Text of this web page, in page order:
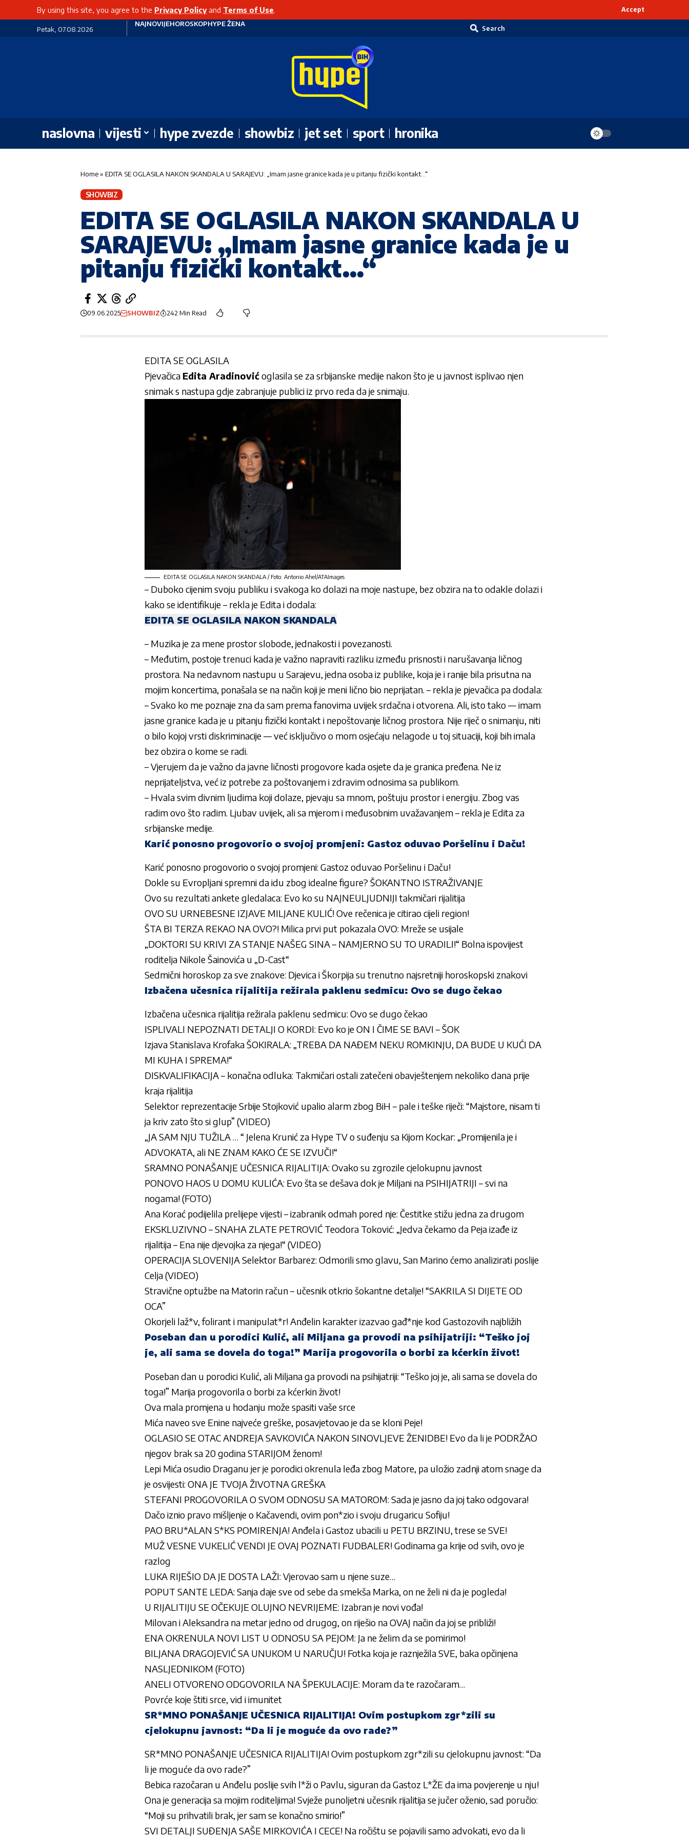
By using this site, you agree to the Privacy Policyand Terms of Use. Accept
Petak, 07.08.2026
NAJNOVIJEHOROSKOPHYPE ŽENA
Search
naslovna vijesti hype zvezde showbiz jet set sport hronika
Home» EDITA SE OGLASILA NAKON SKANDALA U SARAJEVU: „Imam jasne granice kada je u pitanju fizički kontakt…“
SHOWBIZ
EDITA SE OGLASILA NAKON SKANDALA U
SARAJEVU: „Imam jasne granice kada je u
pitanju fizički kontakt…“
09.06.2025 SHOWBIZ 242 Min Read
EDITA SE OGLASILA
Pjevačica Edita Aradinovićoglasila se za srbijanske medije nakon što je u javnost isplivao njen
snimak s nastupa gdje zabranjuje publici iz prvo reda da je snimaju.
EDITA SE OGLASILA NAKON SKANDALA / Foto: Antonio Ahel/ATAImages
– Duboko cijenim svoju publiku i svakoga ko dolazi na moje nastupe, bez obzira na to odakle dolazi i
kako se identifikuje – rekla je Edita i dodala:
EDITA SE OGLASILA NAKON SKANDALA
– Muzika je za mene prostor slobode, jednakosti i povezanosti.
– Međutim, postoje trenuci kada je važno napraviti razliku između prisnosti i narušavanja ličnog
prostora. Na nedavnom nastupu u Sarajevu, jedna osoba iz publike, koja je i ranije bila prisutna na
mojim koncertima, ponašala se na način koji je meni lično bio neprijatan. – rekla je pjevačica pa dodala:
– Svako ko me poznaje zna da sam prema fanovima uvijek srdačna i otvorena. Ali, isto tako — imam
jasne granice kada je u pitanju fizički kontakt i nepoštovanje ličnog prostora. Nije riječ o snimanju, niti
o bilo kojoj vrsti diskriminacije — već isključivo o mom osjećaju nelagode u toj situaciji, koji bih imala
bez obzira o kome se radi.
– Vjerujem da je važno da javne ličnosti progovore kada osjete da je granica pređena. Ne iz
neprijateljstva, već iz potrebe za poštovanjem i zdravim odnosima sa publikom.
– Hvala svim divnim ljudima koji dolaze, pjevaju sa mnom, poštuju prostor i energiju. Zbog vas
radim ovo što radim. Ljubav uvijek, ali sa mjerom i međusobnim uvažavanjem – rekla je Edita za
srbijanske medije.
Karić ponosno progovorio o svojoj promjeni: Gastoz oduvao Poršelinu i Daču!
Karić ponosno progovorio o svojoj promjeni: Gastoz oduvao Poršelinu i Daču!
Dokle su Evropljani spremni da idu zbog idealne figure? ŠOKANTNO ISTRAŽIVANJE
Ovo su rezultati ankete gledalaca: Evo ko su NAJNEULJUDNIJI takmičari rijalitija
OVO SU URNEBESNE IZJAVE MILJANE KULIĆ! Ove rečenica je citirao cijeli region!
ŠTA BI TERZA REKAO NA OVO?! Milica prvi put pokazala OVO: Mreže se usijale
„DOKTORI SU KRIVI ZA STANJE NAŠEG SINA – NAMJERNO SU TO URADILI!“ Bolna ispovijest
roditelja Nikole Šainovića u „D-Cast“
Sedmični horoskop za sve znakove: Djevica i Škorpija su trenutno najsretniji horoskopski znakovi
Izbačena učesnica rijalitija režirala paklenu sedmicu: Ovo se dugo čekao
Izbačena učesnica rijalitija režirala paklenu sedmicu: Ovo se dugo čekao
ISPLIVALI NEPOZNATI DETALJI O KORDI: Evo ko je ON I ČIME SE BAVI – ŠOK
Izjava Stanislava Krofaka ŠOKIRALA: „TREBA DA NAĐEM NEKU ROMKINJU, DA BUDE U KUĆI DA
MI KUHA I SPREMA!“
DISKVALIFIKACIJA – konačna odluka: Takmičari ostali zatečeni obavještenjem nekoliko dana prije
kraja rijalitija
Selektor reprezentacije Srbije Stojković upalio alarm zbog BiH – pale i teške riječi: “Majstore, nisam ti
ja kriv zato što si glup” (VIDEO)
„JA SAM NJU TUŽILA … “ Jelena Krunić za Hype TV o suđenju sa Kijom Kockar: „Promijenila je i
ADVOKATA, ali NE ZNAM KAKO ĆE SE IZVUČI!“
SRAMNO PONAŠANJE UČESNICA RIJALITIJA: Ovako su zgrozile cjelokupnu javnost
PONOVO HAOS U DOMU KULIĆA: Evo šta se dešava dok je Miljani na PSIHIJATRIJI – svi na
nogama! (FOTO)
Ana Korać podijelila prelijepe vijesti – izabranik odmah pored nje: Čestitke stižu jedna za drugom
EKSKLUZIVNO – SNAHA ZLATE PETROVIĆ Teodora Toković: „Jedva čekamo da Peja izađe iz
rijalitija – Ena nije djevojka za njega!“ (VIDEO)
OPERACIJA SLOVENIJA Selektor Barbarez: Odmorili smo glavu, San Marino ćemo analizirati poslije
Celja (VIDEO)
Stravične optužbe na Matorin račun – učesnik otkrio šokantne detalje! “SAKRILA SI DIJETE OD
OCA”
Okorjeli laž*v, folirant i manipulat*r! Anđelin karakter izazvao gađ*nje kod Gastozovih najbližih
Poseban dan u porodici Kulić, ali Miljana ga provodi na psihijatriji: “Teško joj
je, ali sama se dovela do toga!” Marija progovorila o borbi za kćerkin život!
Poseban dan u porodici Kulić, ali Miljana ga provodi na psihijatriji: “Teško joj je, ali sama se dovela do
toga!” Marija progovorila o borbi za kćerkin život!
Ova mala promjena u hodanju može spasiti vaše srce
Mića naveo sve Enine najveće greške, posavjetovao je da se kloni Peje!
OGLASIO SE OTAC ANDREJA SAVKOVIĆA NAKON SINOVLJEVE ŽENIDBE! Evo da li je PODRŽAO
njegov brak sa 20 godina STARIJOM ženom!
Lepi Mića osudio Draganu jer je porodici okrenula leđa zbog Matore, pa uložio zadnji atom snage da
je osvijesti: ONA JE TVOJA ŽIVOTNA GREŠKA
STEFANI PROGOVORILA O SVOM ODNOSU SA MATOROM: Sada je jasno da joj tako odgovara!
Dačo iznio pravo mišljenje o Kačavendi, ovim pon*zio i svoju drugaricu Sofiju!
PAO BRU*ALAN S*KS POMIRENJA! Anđela i Gastoz ubacili u PETU BRZINU, trese se SVE!
MUŽ VESNE VUKELIĆ VENDI JE OVAJ POZNATI FUDBALER! Godinama ga krije od svih, ovo je
razlog
LUKA RIJEŠIO DA JE DOSTA LAŽI: Vjerovao sam u njene suze…
POPUT SANTE LEDA: Sanja daje sve od sebe da smekša Marka, on ne želi ni da je pogleda!
U RIJALITIJU SE OČEKUJE OLUJNO NEVRIJEME: Izabran je novi vođa!
Milovan i Aleksandra na metar jedno od drugog, on riješio na OVAJ način da joj se približi!
ENA OKRENULA NOVI LIST U ODNOSU SA PEJOM: Ja ne želim da se pomirimo!
BILJANA DRAGOJEVIĆ SA UNUKOM U NARUČJU! Fotka koja je raznježila SVE, baka opčinjena
NASLJEDNIKOM (FOTO)
ANELI OTVORENO ODGOVORILA NA ŠPEKULACIJE: Moram da te razočaram…
Povrće koje štiti srce, vid i imunitet
SR*MNO PONAŠANJE UČESNICA RIJALITIJA! Ovim postupkom zgr*zili su
cjelokupnu javnost: “Da li je moguće da ovo rade?”
SR*MNO PONAŠANJE UČESNICA RIJALITIJA! Ovim postupkom zgr*zili su cjelokupnu javnost: “Da
li je moguće da ovo rade?”
Bebica razočaran u Anđelu poslije svih l*ži o Pavlu, siguran da Gastoz L*ŽE da ima povjerenje u nju!
Ona je generacija sa mojim roditeljima! Svježe punoljetni učesnik rijalitija se jučer oženio, sad poručio:
“Moji su prihvatili brak, jer sam se konačno smirio!”
SVI DETALJI SUĐENJA SAŠE MIRKOVIĆA I CECE! Na ročištu se pojavili samo advokati, evo da li